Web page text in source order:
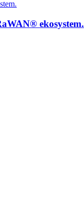
ekosystem.